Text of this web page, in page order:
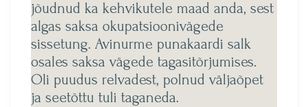
jõudnud ka kehvikutele maad anda, sest
algas saksa okupatsioonivägede
sissetung. Avinurme punakaardi salk
osales saksa vägede tagasitõrjumises.
Oli puudus relvadest, polnud väljaõpet
ja seetõttu tuli taganeda.